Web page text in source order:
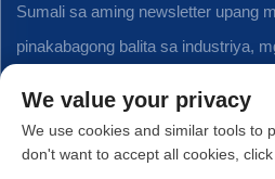
Sumali sa aming newsletter upang
pinakabagong balita sa industriya,
We value your privacy
We use cookies and similar tools to
don't want to accept all cookies,